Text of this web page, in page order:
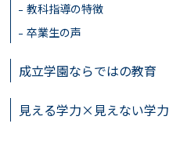
教科指導の特徴
卒業生の声
成立学園ならではの教育
見える学力×見えない学力